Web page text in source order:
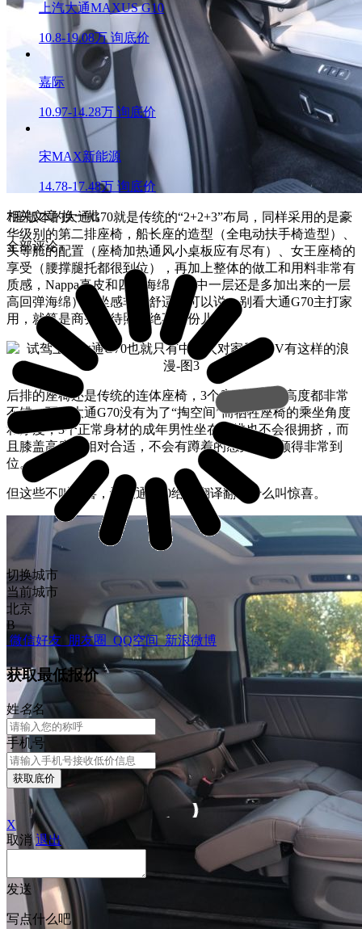
7座版本的大通G70就是传统的“2+2+3”布局，同样采用的是豪
华级别的第二排座椅，船长座的造型（全电动扶手椅造型）、
头等舱的配置（座椅加热通风小桌板应有尽有）、女王座椅的
享受（腰撑腿托都很到位），再加上整体的做工和用料非常有
质感，Nappa真皮和四层海绵（其中一层还是多加出来的一层
高回弹海绵）的坐感非常舒适。可以说，别看大通G70主打家
用，就算是商务接待照样绝不跌份儿。
后排的座椅还是传统的连体座椅，3个座位宽度和高度都非常
不错，而且大通G70没有为了“掏空间”而牺牲座椅的乘坐角度
和厚度，3个正常身材的成年男性坐在后排也不会很拥挤，而
且膝盖高度也相对合适，不会有蹲着的感觉，照顾得非常到
位。
但这些不叫惊喜，让大通G70给你翻译翻译什么叫惊喜。
上汽大通MAXUS G10
10.8-19.08万 询底价
嘉际
10.97-14.28万 询底价
宋MAX新能源
14.78-17.48万 询底价
相关文章换一批
全部评论
切换城市
当前城市
北京
B
微信好友 朋友圈 QQ空间 新浪微博
获取最低报价
姓名名
手机号
获取底价
X
取消 退出
发送
写点什么吧